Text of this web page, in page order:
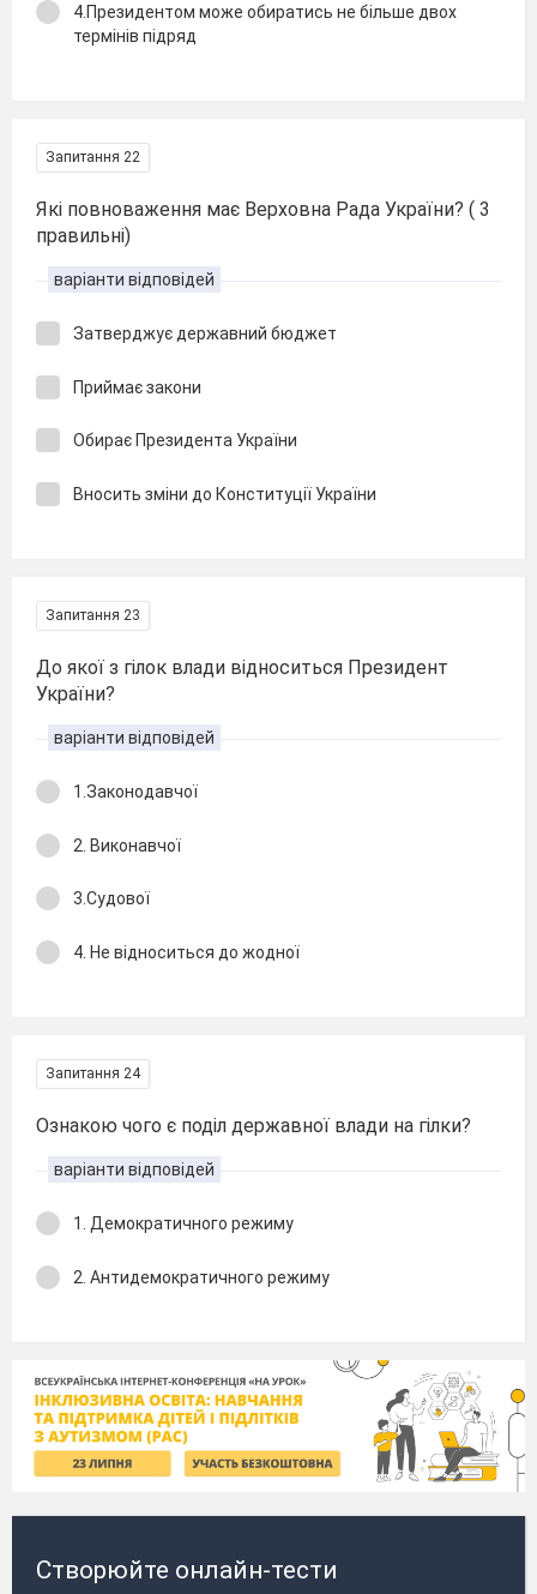
4.Президентом може обиратись не більше двох
термінів підряд
Запитання 22
Які повноваження має Верховна Рада України? ( 3
правильні)
варіанти відповідей
Затверджує державний бюджет
Приймає закони
Обирає Президента України
Вносить зміни до Конституції України
Запитання 23
До якої з гілок влади відноситься Президент
України?
варіанти відповідей
1.Законодавчої
2. Виконавчої
3.Судової
4. Не відноситься до жодної
Запитання 24
Ознакою чого є поділ державної влади на гілки?
варіанти відповідей
1. Демократичного режиму
2. Антидемократичного режиму
Створюйте онлайн-тести